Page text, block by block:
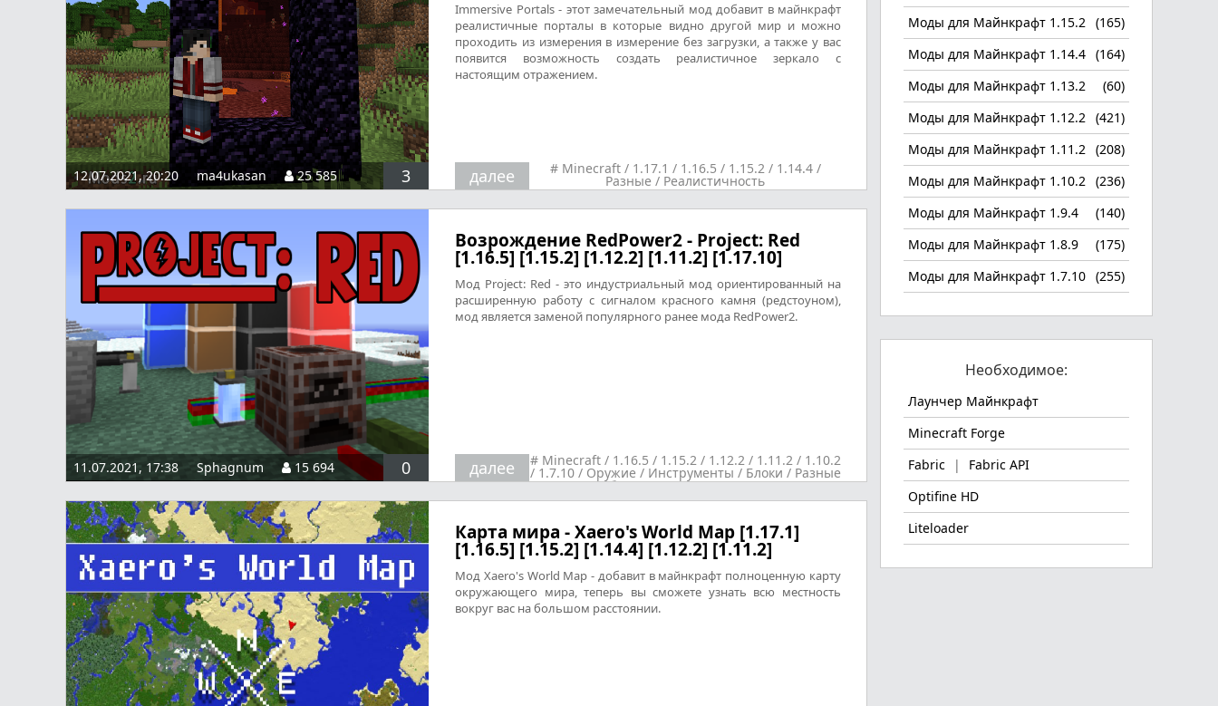
12.07.2021, 20:20 ma4ukasan 25 585 3
Immersive Portals - этот замечательный мод добавит в майнкрафт
реалистичные порталы в которые видно другой мир и можно
проходить из измерения в измерение без загрузки, а также у вас
появится возможность создать реалистичное зеркало с
настоящим отражением.
далее # Minecraft/ 1.17.1 / 1.16.5 / 1.15.2/ 1.14.4/
Разные / Реалистичность
11.07.2021, 17:38 Sphagnum 15 694 0
Возрождение RedPower2 - Project: Red
[1.16.5] [1.15.2] [1.12.2] [1.11.2] [1.17.10]
Мод Project: Red - это индустриальный мод ориентированный на
расширенную работу с сигналом красного камня (редстоуном),
мод является заменой популярного ранее мода RedPower2.
далее # Minecraft/ 1.16.5 / 1.15.2/ 1.12.2/ 1.11.2/ 1.10.2
/ 1.7.10/ Оружие / Инструменты / Блоки / Разные
/Мебель, декор, техника/Руды/
Индустриальные моды
Карта мира - Xaero's World Map [1.17.1]
[1.16.5] [1.15.2] [1.14.4] [1.12.2] [1.11.2]
Мод Xaero's World Map - добавит в майнкрафт полноценную карту
окружающего мира, теперь вы сможете узнать всю местность
вокруг вас на большом расстоянии.
Моды для Майнкрафт 1.15.2 (165)
Моды для Майнкрафт 1.14.4 (164)
Моды для Майнкрафт 1.13.2
(60)
Моды для Майнкрафт 1.12.2 (421)
Моды для Майнкрафт 1.11.2 (208)
Моды для Майнкрафт 1.10.2 (236)
Моды для Майнкрафт 1.9.4
(140)
Моды для Майнкрафт 1.8.9
(175)
Моды для Майнкрафт 1.7.10 (255)
Необходимое:
Лаунчер Майнкрафт
Minecraft Forge
Fabric
|
Fabric API
Optifine HD
Liteloader